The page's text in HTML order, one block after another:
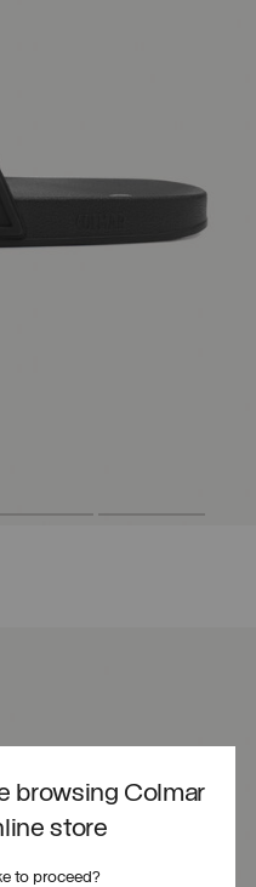
browsing Colmar
store
to proceed?